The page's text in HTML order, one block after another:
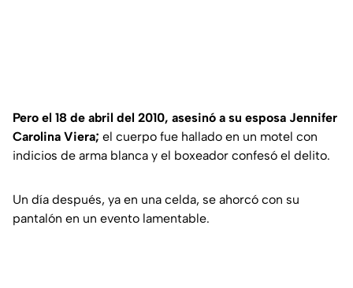
Pero el 18 de abril del 2010, asesinó a su esposa Jennifer
Carolina Viera; el cuerpo fue hallado en un motel con
indicios de arma blanca y el boxeador confesó el delito.
Un día después, ya en una celda, se ahorcó con su
pantalón en un evento lamentable.